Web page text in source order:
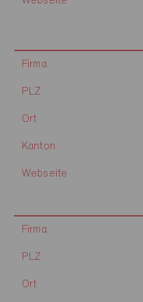
Firma
PLZ
Ort
Kanton
Webseite
Firma
PLZ
Ort